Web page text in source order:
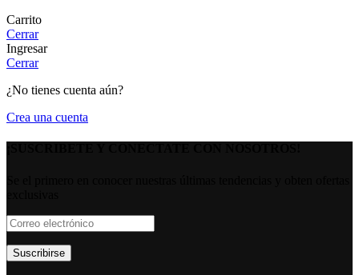
Carrito
Cerrar
Ingresar
Cerrar
¿No tienes cuenta aún?
Crea una cuenta